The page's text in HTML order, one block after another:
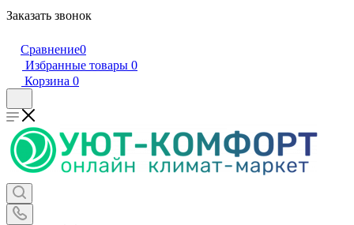
Заказать звонок
Сравнение0
Избранные товары 0
Корзина 0